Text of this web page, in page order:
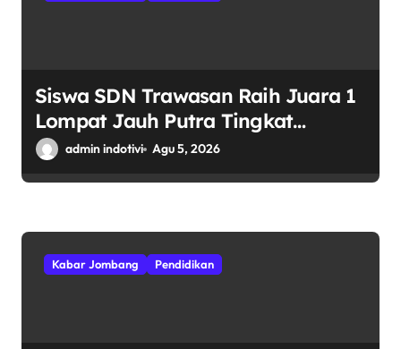
Siswa SDN Trawasan Raih Juara 1
Lompat Jauh Putra Tingkat
Kecamatan Sumobito di HUT RI
admin indotivi Agu 5, 2026
Kabar Jombang Pendidikan